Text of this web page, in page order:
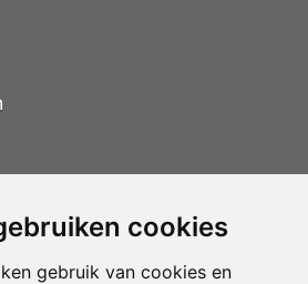
cookies
gebruik van cookies en
Update cookies voorkeuren